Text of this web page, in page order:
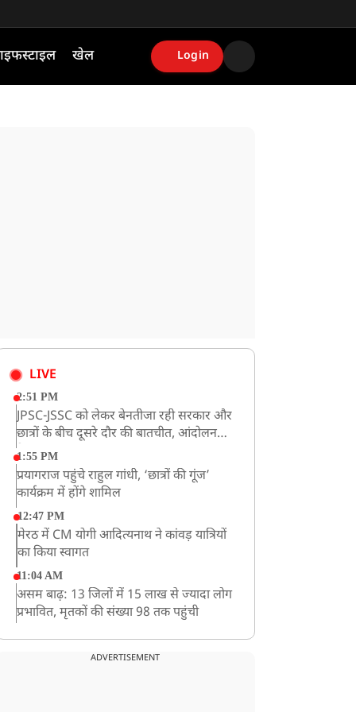
खेल Login
LIVE
2:51 PM
JPSC-JSSC को लेकर बेनतीजा रही सरकार और
छात्रों के बीच दूसरे दौर की बातचीत, आंदोलन
तेज
1:55 PM
प्रयागराज पहुंचे राहुल गांधी, ‘छात्रों की गूंज’
कार्यक्रम में होंगे शामिल
12:47 PM
मेरठ में CM योगी आदित्यनाथ ने कांवड़ यात्रियों
का किया स्वागत
11:04 AM
असम बाढ़: 13 जिलों में 15 लाख से ज्यादा लोग
प्रभावित, मृतकों की संख्या 98 तक पहुंची
हिमाचल के चंबा में बड़ा सड़क हादसा, 7 यात्रियों
ADVERTISEMENT